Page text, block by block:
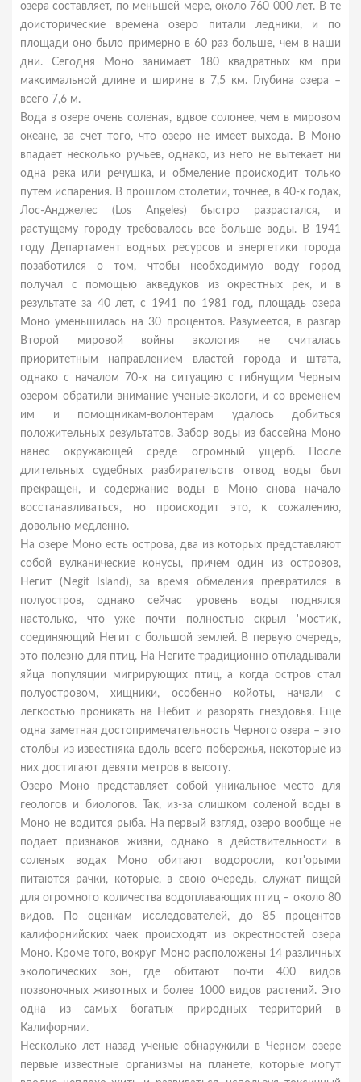
озера составляет, по меньшей мере, около 760 000 лет. В те
доисторические времена озеро питали ледники, и по
площади оно было примерно в 60 раз больше, чем в наши
дни. Сегодня Моно занимает 180 квадратных км при
максимальной длине и ширине в 7,5 км. Глубина озера –
всего 7,6 м.
Вода в озере очень соленая, вдвое солонее, чем в мировом
океане, за счет того, что озеро не имеет выхода. В Моно
впадает несколько ручьев, однако, из него не вытекает ни
одна река или речушка, и обмеление происходит только
путем испарения. В прошлом столетии, точнее, в 40-х годах,
Лос-Анджелес (Los Angeles) быстро разрастался, и
растущему городу требовалось все больше воды. В 1941
году Департамент водных ресурсов и энергетики города
позаботился о том, чтобы необходимую воду город
получал с помощью акведуков из окрестных рек, и в
результате за 40 лет, с 1941 по 1981 год, площадь озера
Моно уменьшилась на 30 процентов. Разумеется, в разгар
Второй мировой войны экология не считалась
приоритетным направлением властей города и штата,
однако с началом 70-х на ситуацию с гибнущим Черным
озером обратили внимание ученые-экологи, и со временем
им и помощникам-волонтерам удалось добиться
положительных результатов. Забор воды из бассейна Моно
нанес окружающей среде огромный ущерб. После
длительных судебных разбирательств отвод воды был
прекращен, и содержание воды в Моно снова начало
восстанавливаться, но происходит это, к сожалению,
довольно медленно.
На озере Моно есть острова, два из которых представляют
собой вулканические конусы, причем один из островов,
Негит (Negit Island), за время обмеления превратился в
полуостров, однако сейчас уровень воды поднялся
настолько, что уже почти полностью скрыл 'мостик',
соединяющий Негит с большой землей. В первую очередь,
это полезно для птиц. На Негите традиционно откладывали
яйца популяции мигрирующих птиц, а когда остров стал
полуостровом, хищники, особенно койоты, начали с
легкостью проникать на Небит и разорять гнездовья. Еще
одна заметная достопримечательность Черного озера – это
столбы из известняка вдоль всего побережья, некоторые из
них достигают девяти метров в высоту.
Озеро Моно представляет собой уникальное место для
геологов и биологов. Так, из-за слишком соленой воды в
Моно не водится рыба. На первый взгляд, озеро вообще не
подает признаков жизни, однако в действительности в
соленых водах Моно обитают водоросли, кот'орыми
питаются рачки, которые, в свою очередь, служат пищей
для огромного количества водоплавающих птиц – около 80
видов. По оценкам исследователей, до 85 процентов
калифорнийских чаек происходят из окрестностей озера
Моно. Кроме того, вокруг Моно расположены 14 различных
экологических зон, где обитают почти 400 видов
позвоночных животных и более 1000 видов растений. Это
одна из самых богатых природных территорий в
Калифорнии.
Несколько лет назад ученые обнаружили в Черном озере
первые известные организмы на планете, которые могут